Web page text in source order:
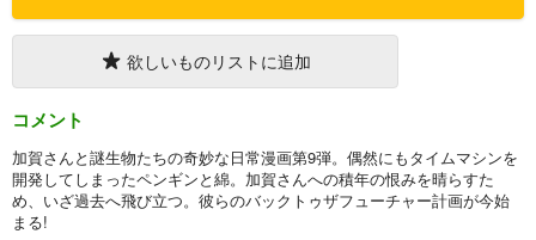
欲しいものリストに追加
コメント
加賀さんと謎生物たちの奇妙な日常漫画第9弾。偶然にもタイムマシンを
開発してしまったペンギンと綿。加賀さんへの積年の恨みを晴らすた
め、いざ過去へ飛び立つ。彼らのバックトゥザフューチャー計画が今始
まる!